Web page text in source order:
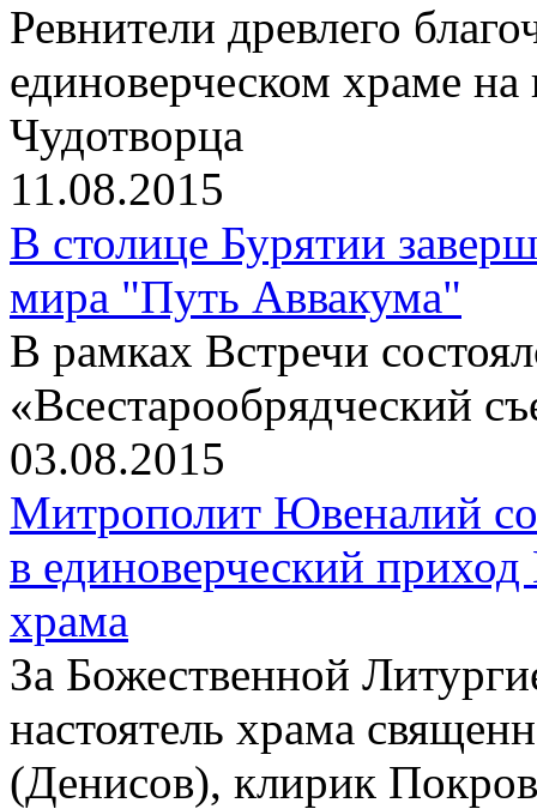
Ревнители древлего
единоверческом храме
Чудотворца
11.08.2015
В столице Бурятии
мира "Путь Аввакума"
В рамках Встречи
«Всестарообрядческий
03.08.2015
Митрополит Ювеналий
в единоверческий
храма
За Божественной
настоятель храма
(Денисов), клирик